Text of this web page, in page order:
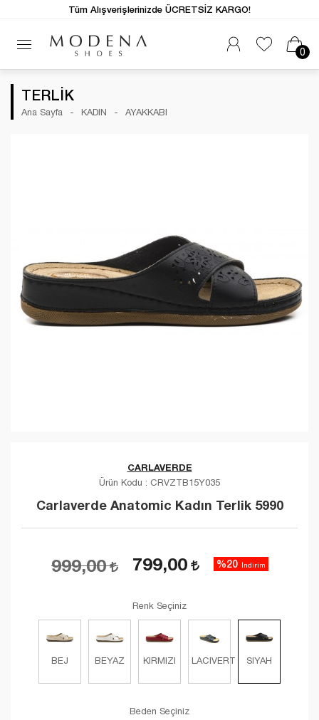
0
Tüm Alışverişlerinizde ÜCRETSİZ KARGO!
TERLİK
Ana Sayfa KADIN AYAKKABI
CARLAVERDE
Ürün Kodu : CRVZTB15Y035
Carlaverde Anatomic Kadın Terlik 5990
999,00 799,00 %20 İndirim
Renk Seçiniz
BEJ BEYAZ KIRMIZI LACIVERT SIYAH
Beden Seçiniz